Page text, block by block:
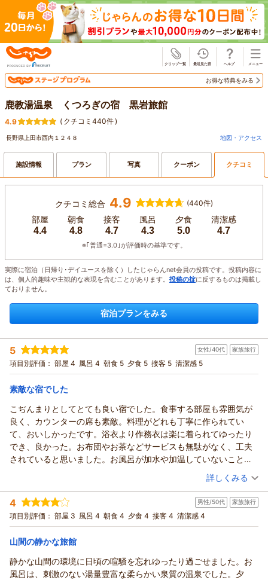
お得な特典をみる
鹿教湯温泉 くつろぎの宿 黒岩旅館
4.9 ( クチコミ440件)
長野県上田市西内１２４８ 地図・アクセス
施設情報 プラン 写真 クーポン クチコミ
クチコミ総合 4.9 (440件)
部屋
4.4
朝食
4.8
接客
4.7
風呂
4.3
夕食
5.0
清潔感
4.7
※｢普通=3.0｣が評価時の基準です。
実際に宿泊（日帰り･デイユースを除く）したじゃらんnet会員の投稿です。投稿内容に
は、個人的趣味や主観的な表現を含むことがあります。 投稿の掟に反するものは掲載し
ておりません。
宿泊プランをみる
5 女性/40代 家族旅行
項目別評価： 部屋 4 風呂 4 朝食 5 夕食 5 接客 5 清潔感 5
素敵な宿でした
こぢんまりとしてとても良い宿でした。食事する部屋も雰囲気が
良く、カウンターの席も素敵。料理がどれも丁寧に作られてい
て、おいしかったです。浴衣より作務衣は楽に着られてゆったり
でき、良かった。お布団やお茶などサービスも無駄がなく、工夫
されていると思いました。お風呂が加水や加温していないこと、
（投稿日：2026/07/30）
宿泊時期： 2026年07月宿泊 (家族旅行)
投稿者： はなぼうさん
宿泊プラン： 【じゃらんのお得な10日間】【くつろぎの基本プラン】とろけ
る長野県産牛を堪能＜じゃらん限定＞
和室 朝・夕
宿泊価格帯： 19,001～20,000円(大人一人あたり/税込)
詳しくみる
4 男性/50代 家族旅行
項目別評価： 部屋 3 風呂 4 朝食 4 夕食 4 接客 4 清潔感 4
山間の静かな旅館
静かな山間の環境に日頃の喧騒を忘れゆったり過ごせました。お
風呂は、刺激のない湯量豊富な柔らかい泉質の温泉でした。夕